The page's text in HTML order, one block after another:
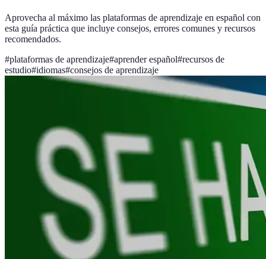
Aprovecha al máximo las plataformas de aprendizaje en español con
esta guía práctica que incluye consejos, errores comunes y recursos
recomendados.
#plataformas de aprendizaje#aprender español#recursos de
estudio#idiomas#consejos de aprendizaje